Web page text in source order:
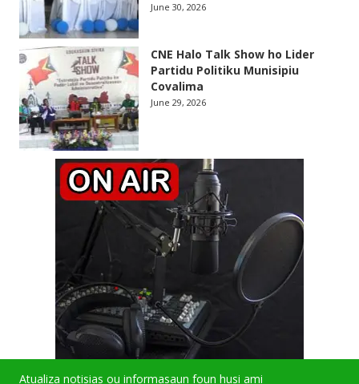
June 30, 2026
CNE Halo Talk Show ho Lider
Partidu Politiku Munisipiu
Covalima
June 29, 2026
Atualiza notisias ou informasaun foun husi ami